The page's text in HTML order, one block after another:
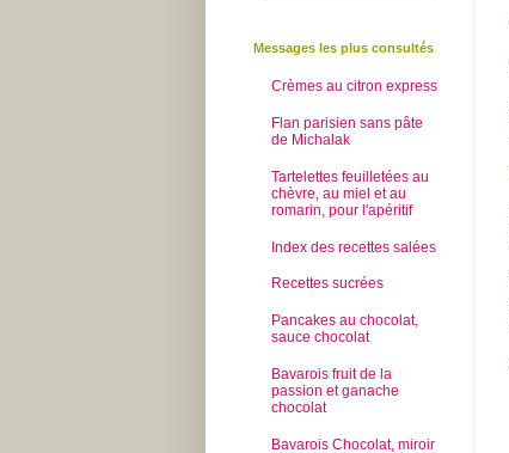
Messages les plus consultés
Crèmes au citron express
Flan parisien sans pâte
de Michalak
Tartelettes feuilletées au
chèvre, au miel et au
romarin, pour l'apéritif
Index des recettes salées
Recettes sucrées
Pancakes au chocolat,
sauce chocolat
Bavarois fruit de la
passion et ganache
chocolat
Bavarois Chocolat, miroir